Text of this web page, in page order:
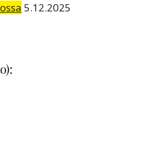
5.12.2025